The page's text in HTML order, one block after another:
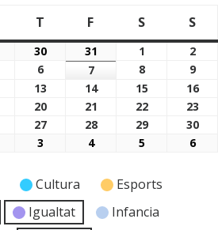
T F Divendres
S Dissabte
S
07/2026
30 30/07/2026
31 31/07/2026
1 01/08/2026
2
05/08/2026
6 06/08/2026
7 07/08/2026
8 08/08/2026
9
12/08/2026
13 13/08/2026
1414/08/2026
15 15/08/2026
16
19/08/2026
20 20/08/2026
21 21/08/2026
22 22/08/2026
23
26/08/2026
27 27/08/2026
28 28/08/2026
29 29/08/2026
30
02/09/2026
3 03/09/2026
404/09/2026
5 05/09/2026
606/
Cultura
Esports
Igualtat
Infancia